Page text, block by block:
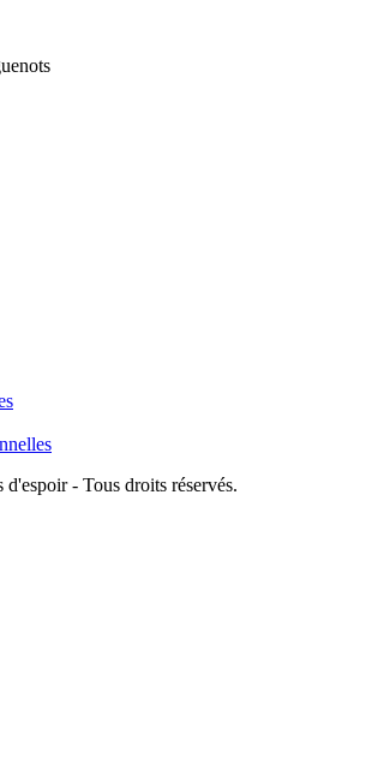
- Tous droits réservés.